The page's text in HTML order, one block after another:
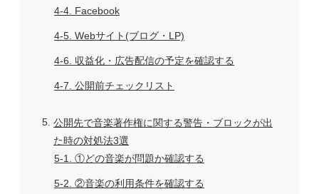
4-4 Facebook
4-5 Webサイト(ブログ・LP)
4-6 収益化・広告配信の予定を確認する
4-7 公開前チェックリスト
5 公開先で音楽著作権に関する警告・ブロックが出
た時の対処法3選
5-1 ①どの音楽が問題か確認する
5-2 ②音楽の利用条件を確認する